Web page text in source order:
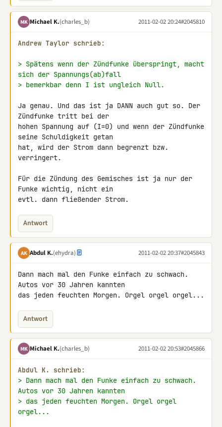
MK Michael K.(charles_b) 2011-02-02 20:24#2045810
Andrew Taylor schrieb:
> Spätens wenn der Zündfunke überspringt, macht
sich der Spannungs(ab)fall
> bemerkbar denn I ist ungleich Null.
Ja genau. Und das ist ja DANN auch gut so. Der
Zündfunke tritt bei der
hohen Spannung auf (I=0) und wenn der Zündfunke
seine Schuldigkeit getan
hat, wird der Strom dann begrenzt bzw.
verringert.
Für die Zündung des Gemisches ist ja nur der
Funke wichtig, nicht ein
evtl. dann fließender Strom.
Antwort
AK Abdul K.(ehydra) 2011-02-02 20:37#2045843
Dann mach mal den Funke einfach zu schwach.
Autos vor 30 Jahren kannten
das jeden feuchten Morgen. Orgel orgel orgel...
Antwort
MK Michael K.(charles_b) 2011-02-02 20:53#2045866
Abdul K. schrieb:
> Dann mach mal den Funke einfach zu schwach.
Autos vor 30 Jahren kannten
> das jeden feuchten Morgen. Orgel orgel
orgel...